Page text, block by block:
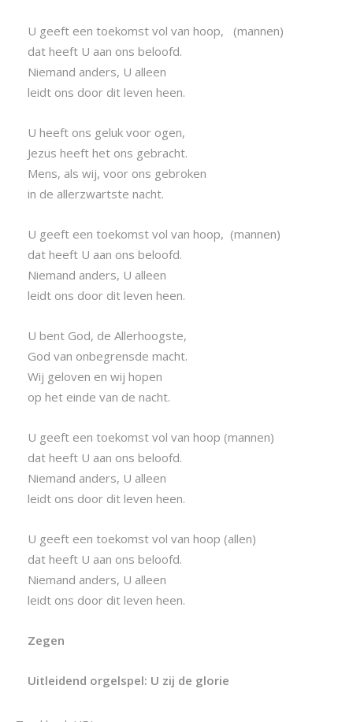
U geeft een toekomst vol van hoop, (mannen)
dat heeft U aan ons beloofd.
Niemand anders, U alleen
leidt ons door dit leven heen.
U heeft ons geluk voor ogen,
Jezus heeft het ons gebracht.
Mens, als wij, voor ons gebroken
in de allerzwartste nacht.
U geeft een toekomst vol van hoop, (mannen)
dat heeft U aan ons beloofd.
Niemand anders, U alleen
leidt ons door dit leven heen.
U bent God, de Allerhoogste,
God van onbegrensde macht.
Wij geloven en wij hopen
op het einde van de nacht.
U geeft een toekomst vol van hoop (mannen)
dat heeft U aan ons beloofd.
Niemand anders, U alleen
leidt ons door dit leven heen.
U geeft een toekomst vol van hoop (allen)
dat heeft U aan ons beloofd.
Niemand anders, U alleen
leidt ons door dit leven heen.
Zegen
Uitleidend orgelspel: U zij de glorie